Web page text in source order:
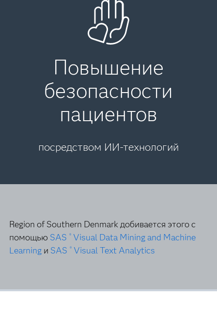
Повышение
безопасности
пациентов
посредством ИИ-технологий
Region of Southern Denmark добивается этого с
помощью SAS ® Visual Data Mining and Machine
Learningи SAS ® Visual Text Analytics